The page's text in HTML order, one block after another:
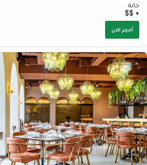
حانة
• $$
أحجز الان